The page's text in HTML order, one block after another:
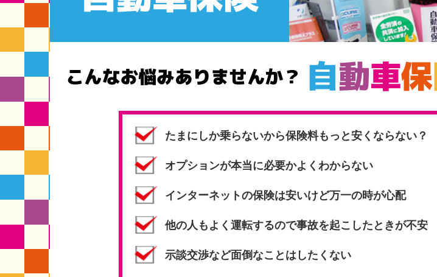
たまにしか乗らないから保険料もっと安くならない？
オプションが本当に必要かよくわからない
インターネットの保険は安いけど万一の時が心配
他の人もよく運転するので事故を起こしたときが不安
示談交渉など面倒なことはしたくない